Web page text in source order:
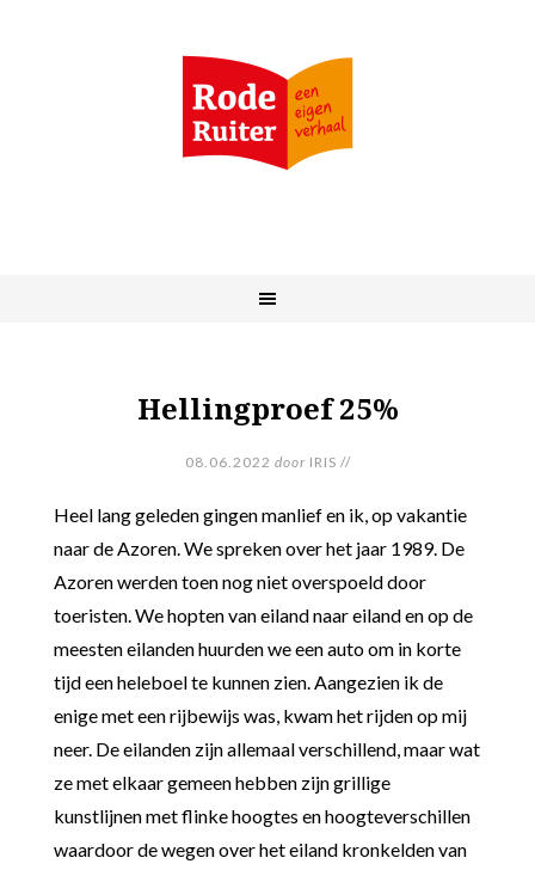
Hellingproef 25%
08.06.2022 door IRIS //
Heel lang geleden gingen manlief en ik, op vakantie
naar de Azoren. We spreken over het jaar 1989. De
Azoren werden toen nog niet overspoeld door
toeristen. We hopten van eiland naar eiland en op de
meesten eilanden huurden we een auto om in korte
tijd een heleboel te kunnen zien. Aangezien ik de
enige met een rijbewijs was, kwam het rijden op mij
neer. De eilanden zijn allemaal verschillend, maar wat
ze met elkaar gemeen hebben zijn grillige
kunstlijnen met flinke hoogtes en hoogteverschillen
waardoor de wegen over het eiland kronkelden van